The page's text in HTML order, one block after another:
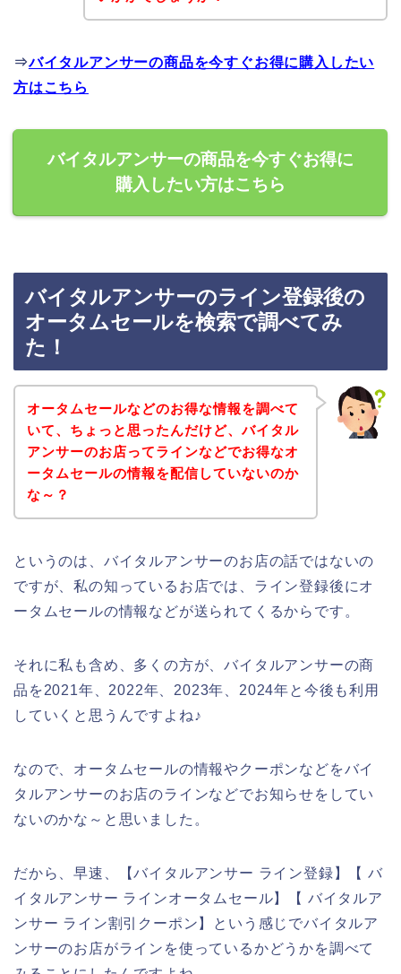
⇒バイタルアンサーの商品を今すぐお得に購入したい
方はこちら
バイタルアンサーの商品を今すぐお得に
購入したい方はこちら
バイタルアンサーのライン登録後の
オータムセールを検索で調べてみ
た！
オータムセールなどのお得な情報を調べて
いて、ちょっと思ったんだけど、バイタル
アンサーのお店ってラインなどでお得なオ
ータムセールの情報を配信していないのか
な～？
というのは、バイタルアンサーのお店の話ではないの
ですが、私の知っているお店では、ライン登録後にオ
ータムセールの情報などが送られてくるからです。
それに私も含め、多くの方が、バイタルアンサーの商
品を2021年、2022年、2023年、2024年と今後も利用
していくと思うんですよね♪
なので、オータムセールの情報やクーポンなどをバイ
タルアンサーのお店のラインなどでお知らせをしてい
ないのかな～と思いました。
だから、早速、【バイタルアンサー ライン登録】【 バ
イタルアンサー ラインオータムセール】【 バイタルア
ンサー ライン割引クーポン】という感じでバイタルア
ンサーのお店がラインを使っているかどうかを調べて